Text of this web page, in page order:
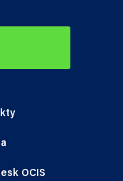
OCIS